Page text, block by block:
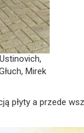
Mirek
płyty a przede